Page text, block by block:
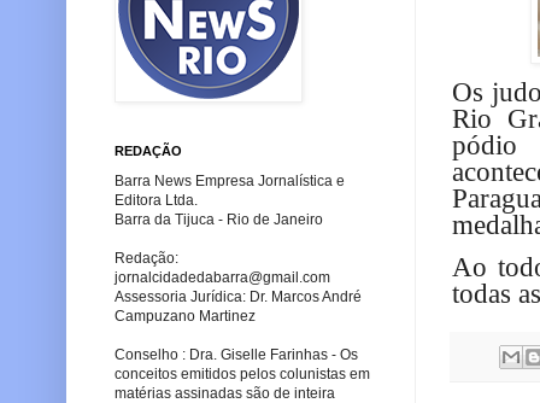
Os
Rio
pódio
Ao
todas
REDAÇÃO
Barra News Empresa Jornalística e
Editora Ltda.
Barra da Tijuca - Rio de Janeiro
Redação:
jornalcidadedabarra@gmail.com
Assessoria Jurídica: Dr. Marcos André
Campuzano Martinez
Conselho : Dra. Giselle Farinhas - Os
conceitos emitidos pelos colunistas em
matérias assinadas são de inteira